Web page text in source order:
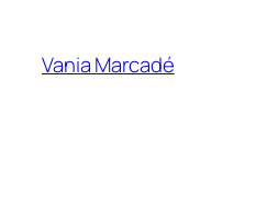
contenu
Vania Marcadé